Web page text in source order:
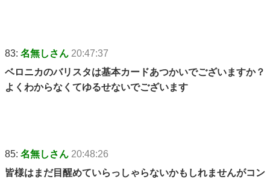
83: 名無しさん 20:47:37
ベロニカのバリスタは基本カードあつかいでございますか？
よくわからなくてゆるせないでございます
85: 名無しさん 20:48:26
皆様はまだ目醒めていらっしゃらないかもしれませんがコン